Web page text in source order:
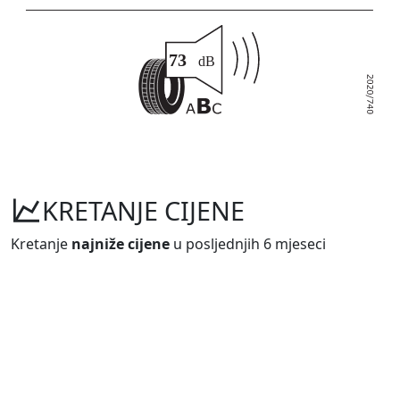
KRETANJE CIJENE
Kretanje najniže cijene u posljednjih 6 mjeseci